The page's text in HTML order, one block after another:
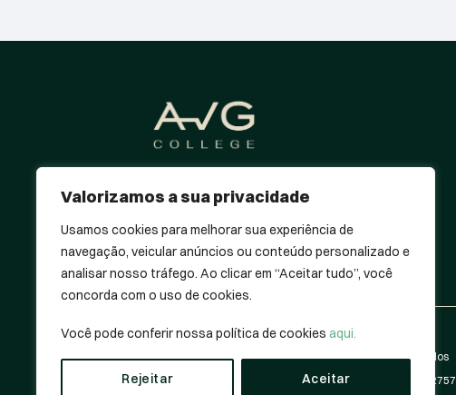
Valorizamos a sua privacidade
Usamos cookies para melhorar sua experiência de
navegação, veicular anúncios ou conteúdo personalizado e
analisar nosso tráfego. Ao clicar em “Aceitar tudo”, você
concorda com o uso de cookies.
Você pode conferir nossa política de cookies aqui.
Rejeitar Aceitar
da saúde: Metodologias ativas e
uma prática de excelência e
destaque profissional.
© 2026 Avantgarde College. Todos os direitos reservados
Responsável técnico Dr. Alexandre Duarte | CRM-SP 162757